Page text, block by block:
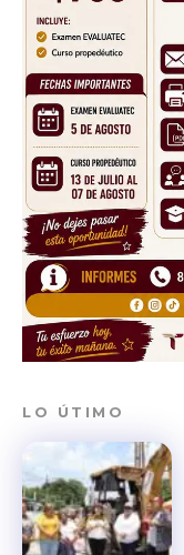
LO ÚTIMO